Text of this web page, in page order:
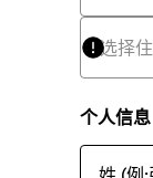
选择
个人信息